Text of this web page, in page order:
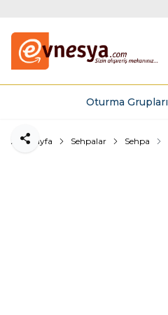
Oturma Grupları
Ana Sayfa Sehpalar Sehpa
Paylaş